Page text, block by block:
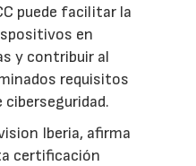
puede facilitar la
en
y contribuir al
requisitos
ciberseguridad.
Iberia, afirma
certificación